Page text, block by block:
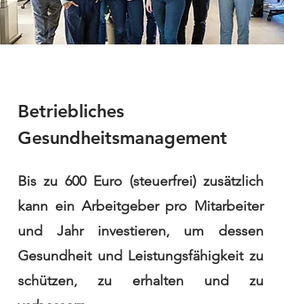
Betriebliches
Gesundheitsmanagement
Bis zu 600 Euro (steuerfrei) zusätzlich
kann ein Arbeitgeber pro Mitarbeiter
und Jahr investieren, um dessen
Gesundheit und Leistungsfähigkeit zu
schützen, zu erhalten und zu